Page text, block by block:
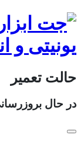
حالت تعمیر
در حال